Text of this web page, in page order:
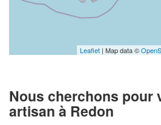
Leaflet | Map data ©
Nous cherchons pour
artisan à Redon